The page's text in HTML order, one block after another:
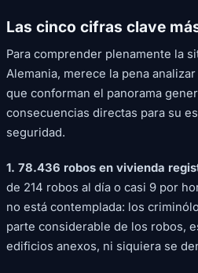
Las cinco cifras clave
Para comprender plenamente la
Alemania, merece la pena
que conforman el panorama
consecuencias directas para su
seguridad.
1. 78.436 robos en vivienda
de 214 robos al día o casi 9 por
no está contemplada: los
parte considerable de los robos,
edificios anexos, ni siquiera se